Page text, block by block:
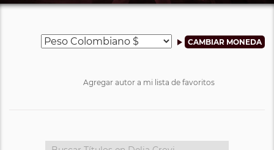
Agregar autor a mi lista de favoritos